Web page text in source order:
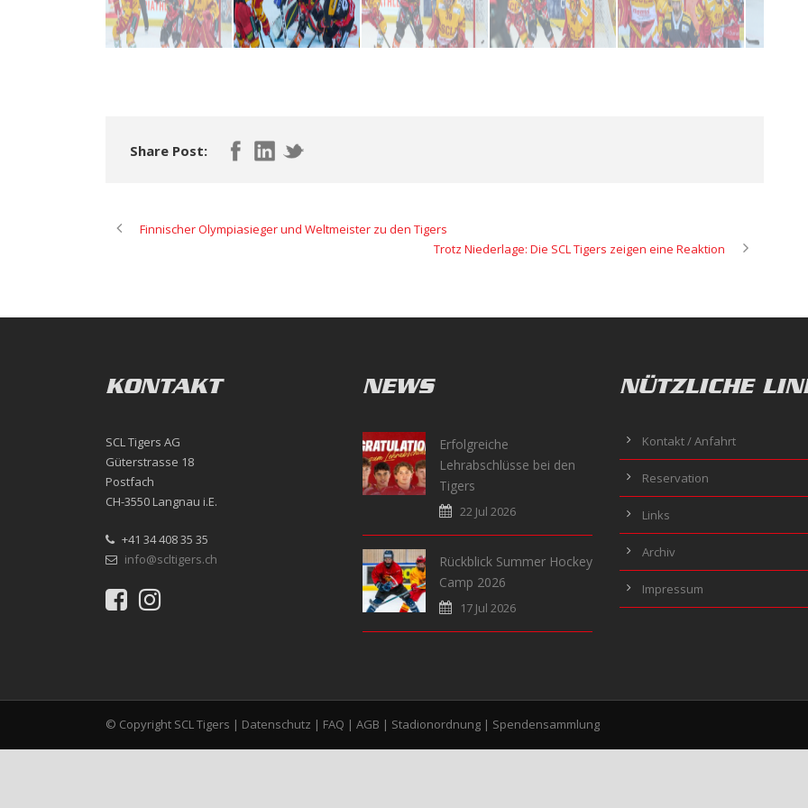
Share Post:
Finnischer Olympiasieger und Weltmeister zu den Tigers
Trotz Niederlage: Die SCL Tigers zeigen eine Reaktion
KONTAKT
SCL Tigers AG
Güterstrasse 18
Postfach
CH-3550 Langnau i.E.
+41 34 408 35 35
info@scltigers.ch
NEWS
Erfolgreiche
Lehrabschlüsse bei den
Tigers
22 Jul 2026
Rückblick Summer Hockey
Camp 2026
17 Jul 2026
NÜTZLICHE
Kontakt / Anfahrt
Reservation
Links
Archiv
Impressum
© Copyright SCL Tigers | Datenschutz | FAQ | AGB | Stadionordnung | Spendensammlung